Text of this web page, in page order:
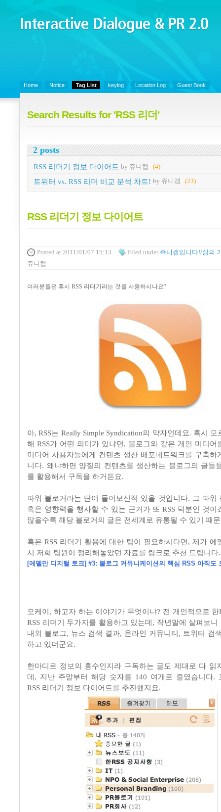
Interactive Dialogue &
PR 2.0
Home Notice Tag List keylog Location Log Guest Book
Search Results for 'RSS 리더'
2 posts
RSS 리더기 정보 다이어트 by 쥬니캡 (4)
트위터 vs. RSS 리더 비교 분석 차트! by 쥬니캡 (23)
RSS 리더기 정보 다이어트
Posted at 2011/01/07 15:13 Filed under 쥬니캡입니다!/삶의
쥬니캡
여러분들은 혹시 RSS 리더기라는 것을 사용하시나요?
아, RSS는 Really Simple Syndication의 약자인데요. 혹시
해 RSS가 어떤 의미가 있냐면, 블로그와 같은 개인 미디어
미디어 사용자들에게 컨텐츠 생산 배포네트워크를 구축하
니다. 왜냐하면 양질의 컨텐츠를 생산하는 블로그의 글들
를 활용해서 구독을 하거든요.
파워 블로거라는 단어 들어보신적 있을 것입니다. 그 파워
혹은 영향력을 행사할 수 있는 근거가 또 RSS 덕분인 것이
많을수록 해당 블로거의 글은 전세계로 유통될 수 있기 때
혹은 RSS 리더기 활용에 대한 팁이 필요하시다면, 제가 에
시 저희 팀원이 정리해놓았던 자료를 링크로 추천 드립니다.
[에델만 디지털 토크] #3: 블로그 커뮤니케이션의 핵심 RSS 아직도
오케이, 하고자 하는 이야기가 무엇이냐? 전 개인적으로 한
RSS 리더기 두가지를 활용하고 있는데, 작년말에 살펴보
내외 블로그, 뉴스 검색 결과, 온라인 커뮤니티, 트위터 검
하고 있더군요.
한마디로 정보의 홍수인지라 구독하는 글도 제대로 다 읽
데, 지난 주말부터 해당 숫자를 140 여개로 줄였습니다.
RSS 리더기 정보 다이어트를 추진했지요.